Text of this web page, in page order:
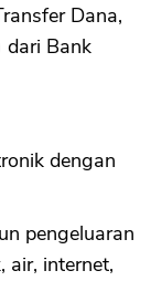
Dana,
dari Bank
dengan
pengeluaran
air, internet,